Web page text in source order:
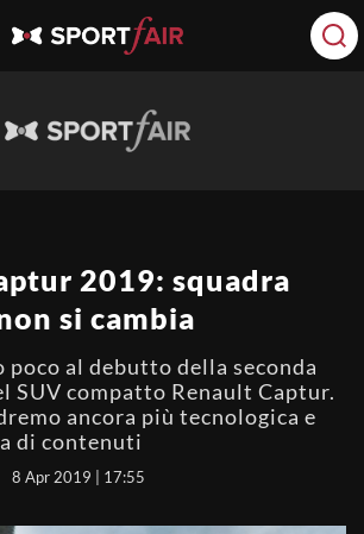
2019: squadra
si cambia
poco al debutto della seconda
SUV compatto Renault Captur.
ancora più tecnologica e
di contenuti
8 Apr 2019 | 17:55